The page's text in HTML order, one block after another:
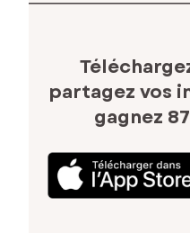
partagez vos
gagnez